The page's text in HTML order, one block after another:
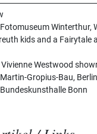
Winterthur,
kids and a Fairytale
Westwood
Gropius-Bau, Berlin
Bonn